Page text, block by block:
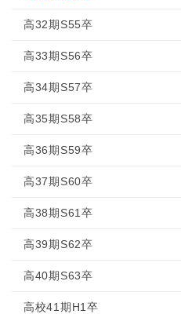
高32期S55卒
高33期S56卒
高34期S57卒
高35期S58卒
高36期S59卒
高37期S60卒
高38期S61卒
高39期S62卒
高40期S63卒
高校41期H1卒